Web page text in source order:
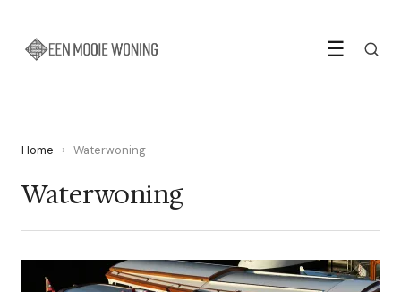
☰
Home › Waterwoning
Waterwoning